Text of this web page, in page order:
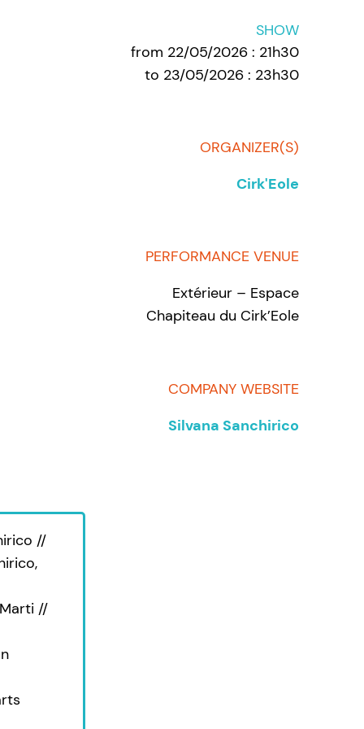
//
//
SHOW
from 22/05/2026 : 21h30
to 23/05/2026 : 23h30
ORGANIZER(S)
Cirk'Eole
PERFORMANCE VENUE
Extérieur – Espace
Chapiteau du Cirk’Eole
COMPANY WEBSITE
Silvana Sanchirico